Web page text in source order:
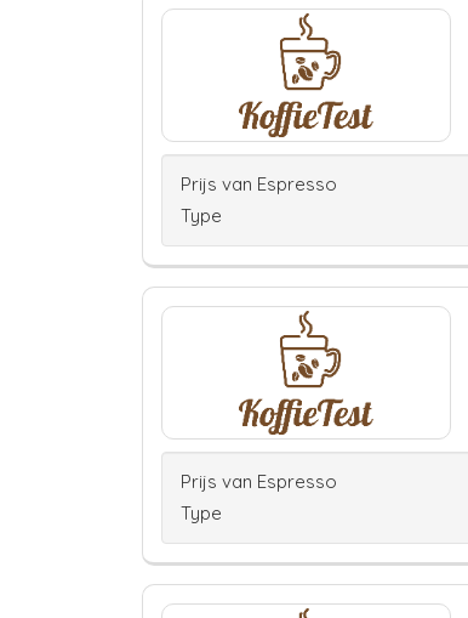
Prijs van Espresso
Type
Prijs van Espresso
Type